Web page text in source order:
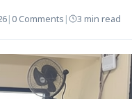
| 0 Comments | 3 min read